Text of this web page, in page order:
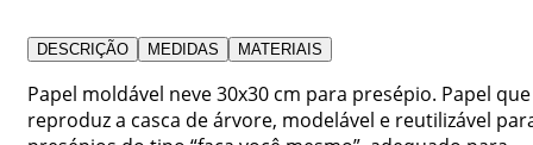
DESCRIÇÃO MEDIDAS MATERIAIS
Papel moldável neve 30x30 cm para presépio. Papel que
reproduz a casca de árvore, modelável e reutilizável